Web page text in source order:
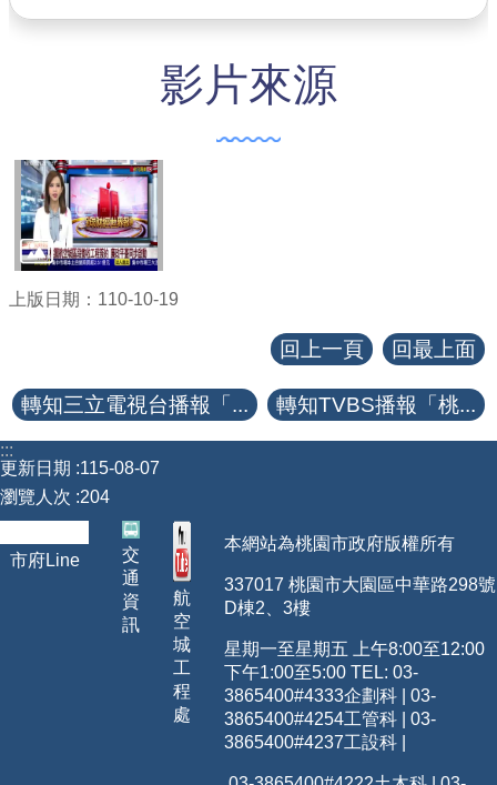
影片來源
上版日期：110-10-19
回上一頁 回最上面
轉知三立電視台播報「... 轉知TVBS播報「桃...
:::
更新日期
115-08-07
瀏覽人次 204
市府Line
交
通
資
訊
航
空
城
工
程
處
本網站為桃園市政府版權所有
337017 桃園市大園區中華路298號
D棟2、3樓
星期一至星期五 上午8:00至12:00
下午1:00至5:00 TEL: 03-
3865400#4333企劃科 | 03-
3865400#4254工管科 | 03-
3865400#4237工設科 |